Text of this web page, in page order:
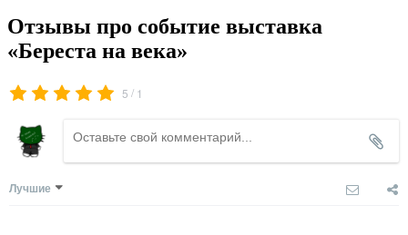
Отзывы про событие выставка
«Береста на века»
5 / 1
Лучшие